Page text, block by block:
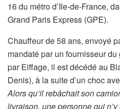
16 du métro d’Ile-de-France,
Grand Paris Express (GPE).
Chauffeur de 58 ans, envoyé
mandaté par un fournisseur
par Eiffage, il est décédé au
Denis), à la suite d’un choc
Alors qu’il rebâchait son
livraison, une personne qui